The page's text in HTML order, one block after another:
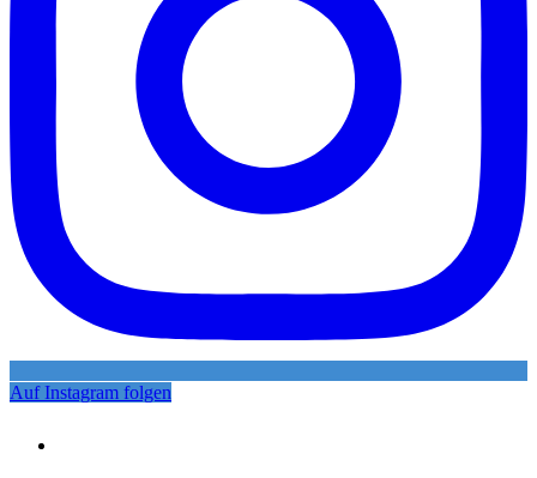
Auf Instagram folgen